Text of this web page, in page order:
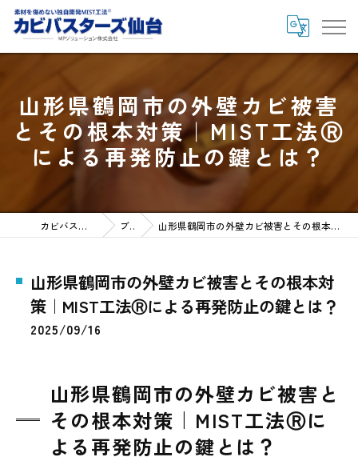
山形県鶴岡市の外壁カビ被害
とその根本対策｜MIST工法Ⓡ
による再発防止の鍵とは？
カビバスターズ仙台HOME ブログ 山形県鶴岡市の外壁カビ被害とその根本対策｜MIST工法Ⓡによる再発防止の鍵とは？
山形県鶴岡市の外壁カビ被害とその根本対
策｜MIST工法Ⓡによる再発防止の鍵とは？
2025/09/16
山形県鶴岡市の外壁カビ被害と
その根本対策｜MIST工法Ⓡに
よる再発防止の鍵とは？